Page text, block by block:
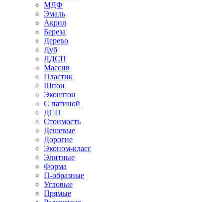
МДФ
Эмаль
Акрил
Береза
Дерево
Дуб
ЛДСП
Массив
Пластик
Шпон
Экошпон
С патиной
ДСП
Стоимость
Дешевые
Дорогие
Эконом-класс
Элитные
Форма
П-образные
Угловые
Прямые